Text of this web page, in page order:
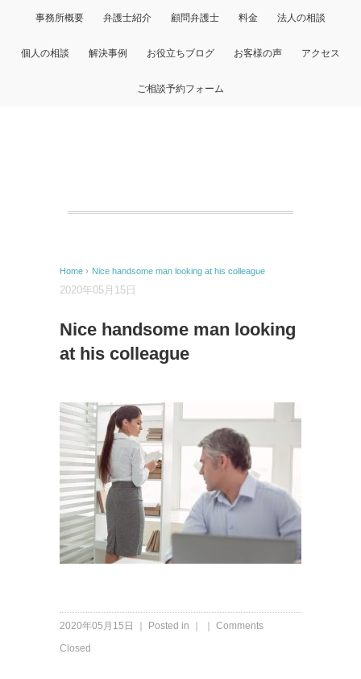
事務所概要 弁護士紹介 顧問弁護士 料金 法人の相談
個人の相談 解決事例 お役立ちブログ お客様の声 アクセス
ご相談予約フォーム
Home › Nice handsome man looking at his colleague
2020年05月15日
Nice handsome man looking
at his colleague
2020年05月15日 ｜ Posted in ｜ ｜ Comments
Closed